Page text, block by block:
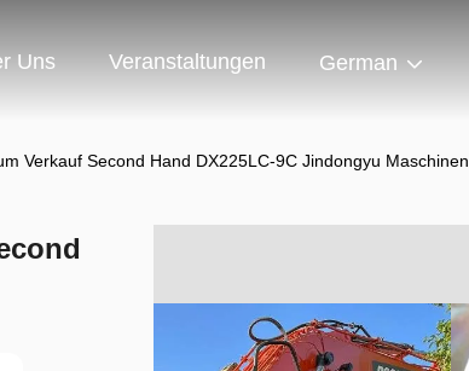
Uns Veranstaltungen German
Verkauf Second Hand DX225LC-9C Jindongyu Maschinen